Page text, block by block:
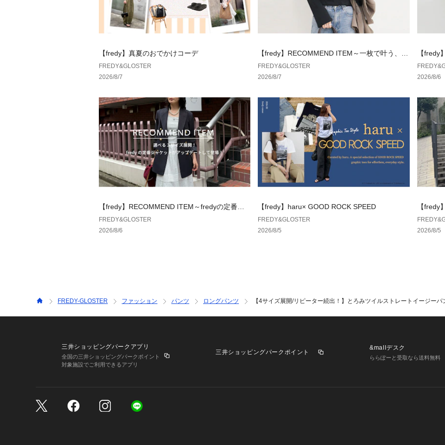
※サンプルでの採
【fredy】真夏のおでかけコーデ
FREDY&GLOSTER
2026/8/7
【fredy】RECOMMEND ITEM～一枚で叶う、き
れい見えトップス～
FREDY&GLOSTER
2026/8/7
【fredy
ムード
2026/8/6
【fredy】RECOMMEND ITEM～fredyの定番ジ
ャケットがアップデートして登場！～
FREDY&GLOSTER
2026/8/6
【fredy】haru× GOOD ROCK SPEED
FREDY&GLOSTER
2026/8/5
【fredy
ューム
場！～
2026/8/5
FREDY-GLOSTER ファッション パンツ ロングパンツ 【4サイズ展開/リピーター続出！】とろみツイルストレートイージーパ
三井ショッピングパークアプリ
全国の三井ショッピングパークポイント
対象施設でご利用できるアプリ
三井ショッピングパークポイント
&mallデスク
ららぽーと受取なら送料無料